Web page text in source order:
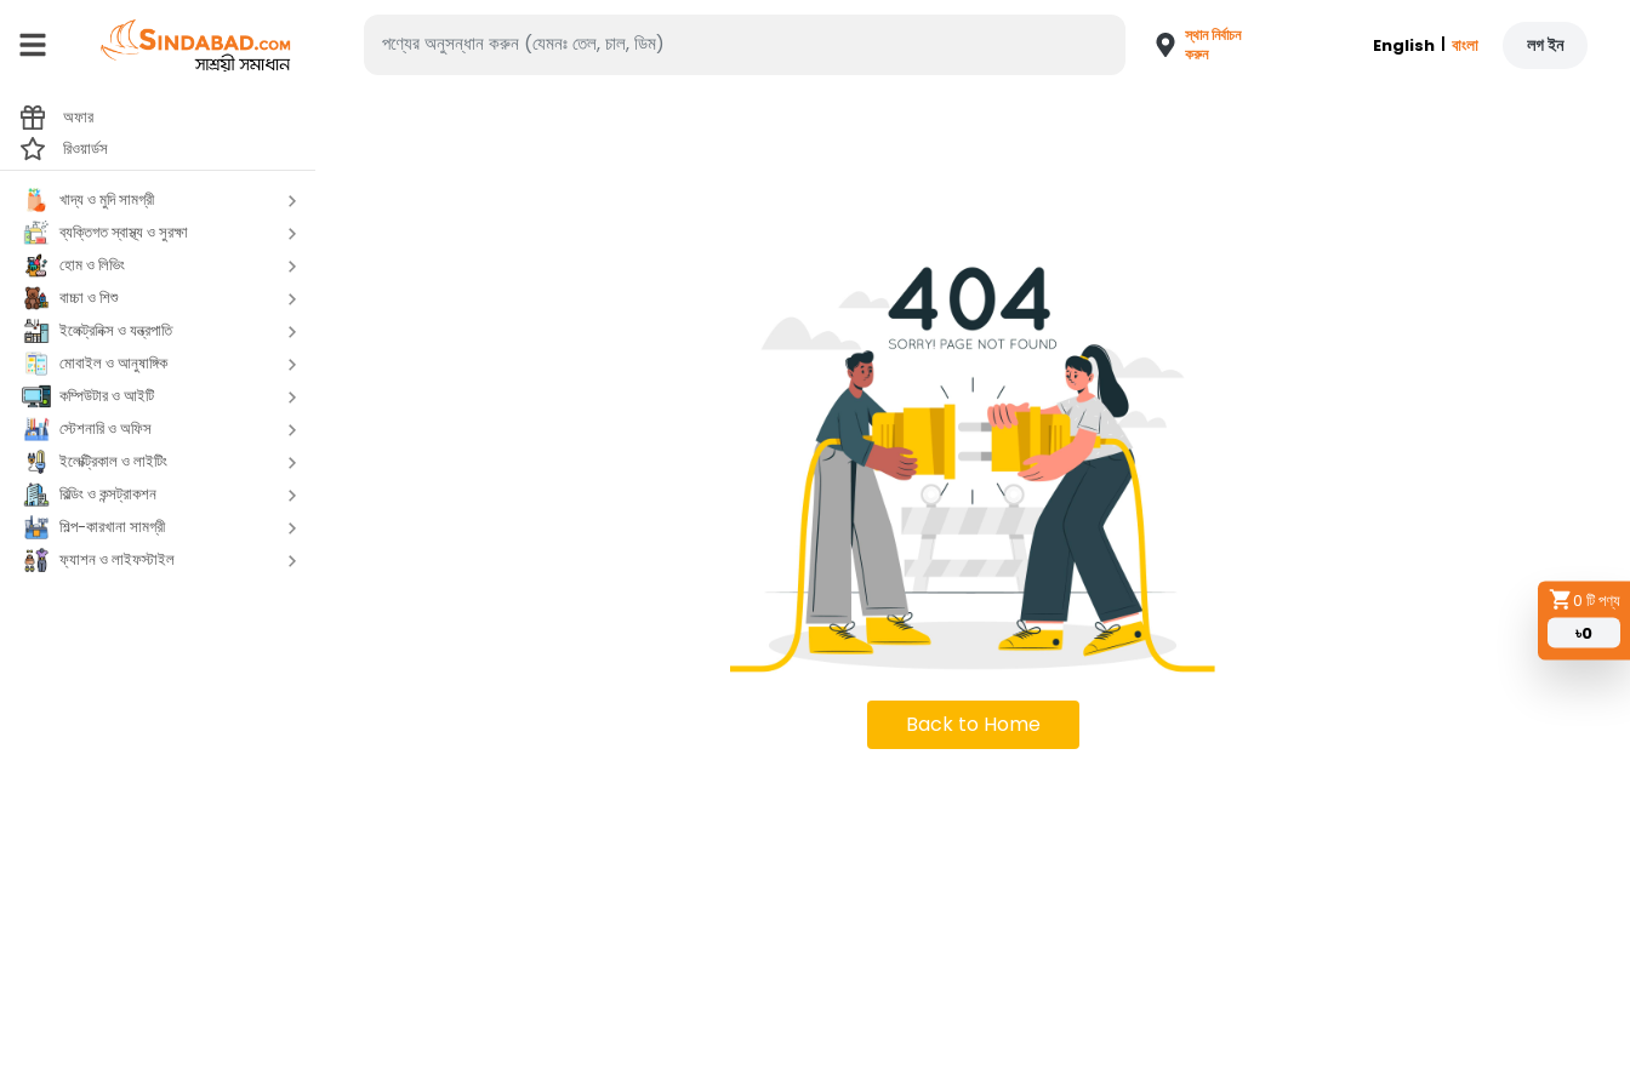
0 টি পণ্য
৳0
স্থান নির্বাচন
করুন
English | বাংলা লগ ইন
অফার
রিওয়ার্ডস
খাদ্য ও মুদি সামগ্রী
ব্যক্তিগত স্বাস্থ্য ও সুরক্ষা
হোম ও লিভিং
বাচ্চা ও শিশু
ইলেক্ট্রনিক্স ও যন্ত্রপাতি
মোবাইল ও আনুষাঙ্গিক
কম্পিউটার ও আইটি
স্টেশনারি ও অফিস
ইলেক্ট্রিকাল ও লাইটিং
বিল্ডিং ও কন্সট্রাকশন
শিল্প-কারখানা সামগ্রী
ফ্যাশন ও লাইফস্টাইল
Back to Home